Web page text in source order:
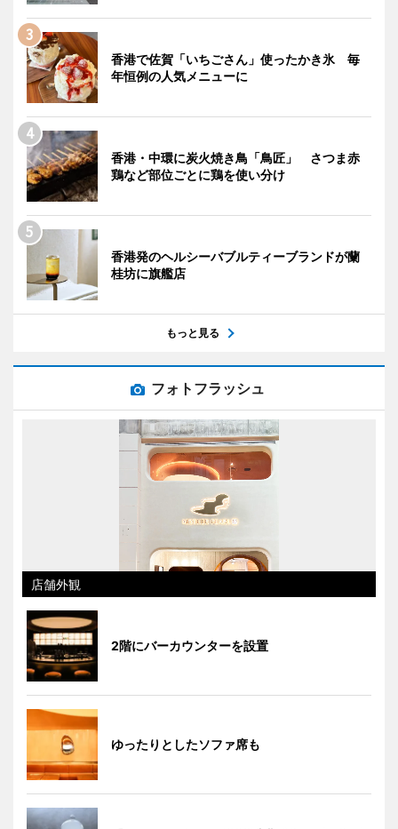
香港で佐賀「いちごさん」使ったかき氷 毎
年恒例の人気メニューに
香港・中環に炭火焼き鳥「鳥匠」 さつま赤
鶏など部位ごとに鶏を使い分け
香港発のヘルシーバブルティーブランドが蘭
桂坊に旗艦店
もっと見る
フォトフラッシュ
店舗外観
2階にバーカウンターを設置
ゆったりとしたソファ席も